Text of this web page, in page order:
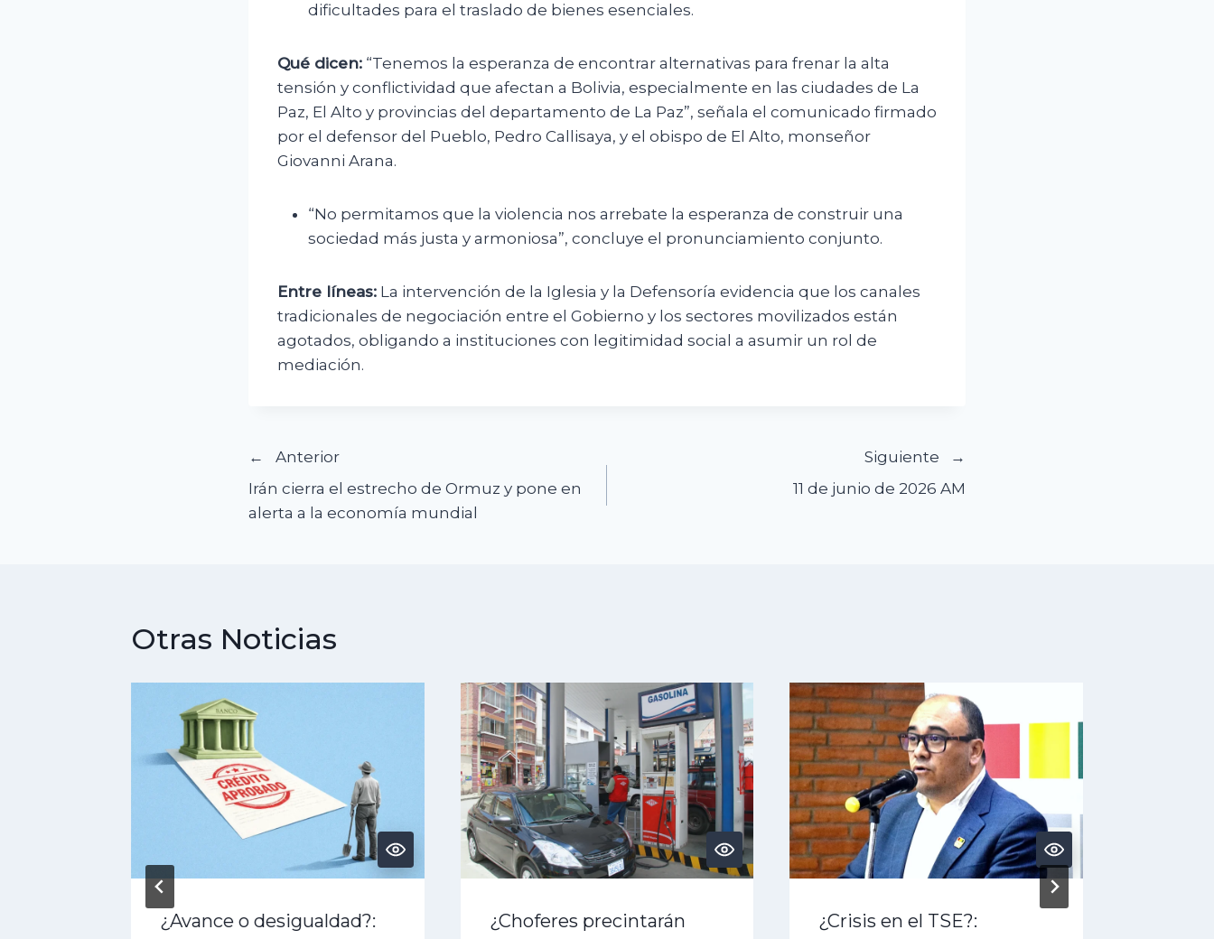
dificultades para el traslado de bienes esenciales.
Qué dicen: “Tenemos la esperanza de encontrar alternativas para frenar la alta
tensión y conflictividad que afectan a Bolivia, especialmente en las ciudades de La
Paz, El Alto y provincias del departamento de La Paz”, señala el comunicado firmado
por el defensor del Pueblo, Pedro Callisaya, y el obispo de El Alto, monseñor
Giovanni Arana.
“No permitamos que la violencia nos arrebate la esperanza de construir una
sociedad más justa y armoniosa”, concluye el pronunciamiento conjunto.
Entre líneas: La intervención de la Iglesia y la Defensoría evidencia que los canales
tradicionales de negociación entre el Gobierno y los sectores movilizados están
agotados, obligando a instituciones con legitimidad social a asumir un rol de
mediación.
Navegación
de
Anterior
Irán cierra el estrecho de Ormuz y pone en
alerta a la economía mundial
Siguiente
11 de junio de 2026 AM
Otras Noticias
¿Avance o desigualdad?:
¿Choferes precintarán
¿Crisis en el TSE?: